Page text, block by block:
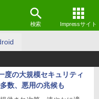
検索 Impressサイト
の大規模セキュリティ
数、悪用の兆候も